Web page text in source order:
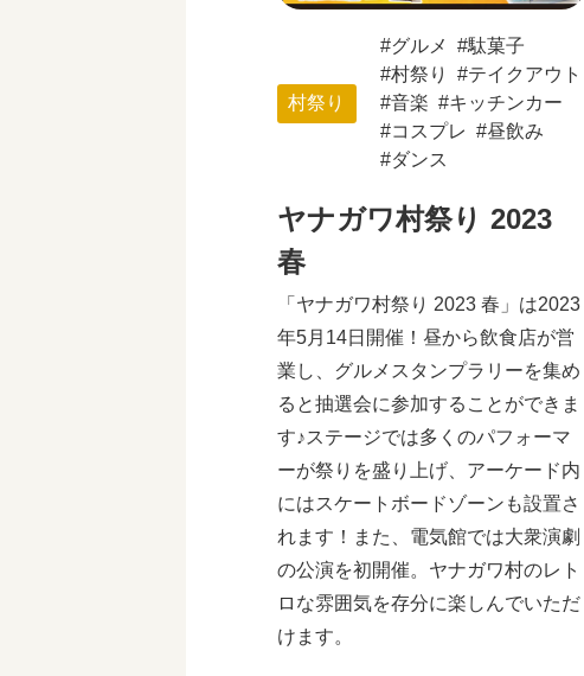
村祭り
グルメ
駄菓子
村祭り
テイクアウト
音楽
キッチンカー
コスプレ
昼飲み
ダンス
ヤナガワ村祭り 2023
春
「ヤナガワ村祭り 2023 春」は2023
年5月14日開催！昼から飲食店が営
業し、グルメスタンプラリーを集め
ると抽選会に参加することができま
す♪ステージでは多くのパフォーマ
ーが祭りを盛り上げ、アーケード内
にはスケートボードゾーンも設置さ
れます！また、電気館では大衆演劇
の公演を初開催。ヤナガワ村のレト
ロな雰囲気を存分に楽しんでいただ
けます。